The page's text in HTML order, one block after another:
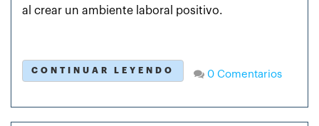
al crear un ambiente laboral positivo.
CONTINUAR LEYENDO 0 Comentarios